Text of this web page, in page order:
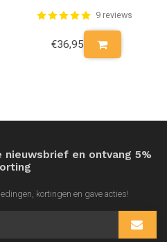
9 reviews
€36,95
nieuwsbrief en ontvang 5%
kortingen en gave acties!